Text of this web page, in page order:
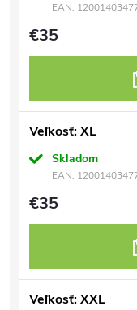
EAN:
€35
Veľkosť: XL
Skladom
EAN:
€35
Veľkosť: XXL